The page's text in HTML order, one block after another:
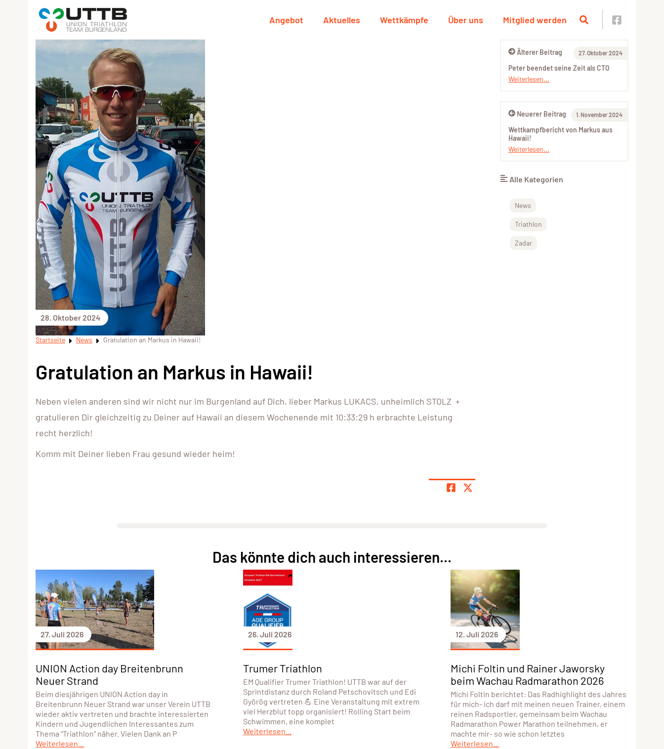
Angebot Aktuelles Wettkämpfe Über uns Mitglied werden
28. Oktober 2024
Startseite News Gratulation an Markus in Hawaii!
Gratulation an Markus in Hawaii!
Neben vielen anderen sind wir nicht nur im Burgenland auf Dich, lieber Markus LUKACS, unheimlich STOLZ +
gratulieren Dir gleichzeitig zu Deiner auf Hawaii an diesem Wochenende mit 10:33:29 h erbrachte Leistung
recht herzlich!
Komm mit Deiner lieben Frau gesund wieder heim!
Älterer Beitrag 27. Oktober 2024
Peter beendet seine Zeit als CTO
Weiterlesen...
Neuerer Beitrag 1. November 2024
Wettkampfbericht von Markus aus
Hawaii!
Weiterlesen...
Alle Kategorien
News
Triathlon
Zadar
Das könnte dich auch interessieren...
27. Juli 2026
UNION Action day Breitenbrunn
Neuer Strand
Beim diesjährigen UNION Action day in
Breitenbrunn Neuer Strand war unser Verein UTTB
wieder aktiv vertreten und brachte interessierten
Kindern und Jugendlichen Interessantes zum
Thema “Triathlon” näher. Vielen Dank an P
Weiterlesen...
26. Juli 2026
Trumer Triathlon
EM Qualifier Trumer Triathlon! UTTB war auf der
Sprintdistanz durch Roland Petschovitsch und Edi
Györög vertreten 💪 Eine Veranstaltung mit extrem
viel Herzblut topp organisiert! Rolling Start beim
Schwimmen, eine komplet
Weiterlesen...
12. Juli 2026
Michi Foltin und Rainer Jaworsky
beim Wachau Radmarathon 2026
Michi Foltin berichtet: Das Radhighlight des Jahres
für mich- ich darf mit meinen neuen Trainer, einem
reinen Radsportler, gemeinsam beim Wachau
Radmarathon Power Marathon teilnehmen, er
machte mir- so wie schon letztes
Weiterlesen...